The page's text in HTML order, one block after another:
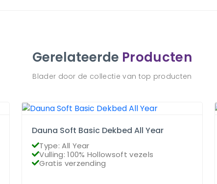
Gerelateerde Producten
Blader door de collectie van top producten
Dauna Soft Basic Dekbed All Year
Type: All Year
Vulling: 100% Hollowsoft vezels
Gratis verzending